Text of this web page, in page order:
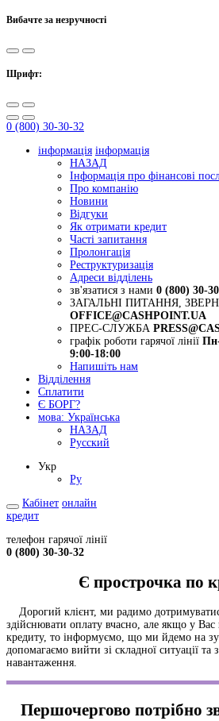
Вибачте за незручності
Шрифт:
0 (800) 30-30-32
інформація інформація
НАЗАД
Інформація про фінансові
Про компанію
Новини
Відгуки
Як отримати кредит
Часті запитання
Пролонгація
Реструктуризація
Адреси відділень
зв'язатися з нами 0 (800) 30-
ЗАГАЛЬНІ ПИТАННЯ,
OFFICE@CASHPOINT.UA
ПРЕС-СЛУЖБА
графік роботи гарячої лінії
9:00-18:00
Напишіть нам
Відділення
Сплатити
Є БОРГ?
мова: Українська
НАЗАД
Русский
Укр
Ру
Кабінет онлайн
кредит
телефон гарячої лінії
0 (800) 30-30-32
Є прострочка по
Дорогий клієнт, ми радимо
здійснювати оплату вчасно, але якщо у
кредиту, то інформуємо, що ми йдемо на
допомагаємо вийти зі складної ситуації
навантаження.
Першочергово потрібно